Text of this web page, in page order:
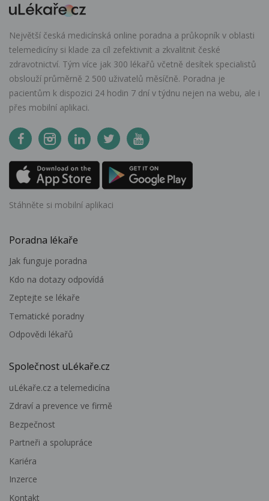
Největší česká medicínská online poradna a průkopník v oblasti
telemedicíny si klade za cíl zefektivnit a zkvalitnit české
zdravotnictví. Tým více jak 300 lékařů včetně desítek specialistů
obslouží průměrně 2 500 uživatelů měsíčně. Poradna je
pacientům k dispozici 24 hodin 7 dní v týdnu nejen na webu, ale i
přes mobilní aplikaci.
Stáhněte si mobilní aplikaci
Poradna lékaře
Jak funguje poradna
Kdo na dotazy odpovídá
Zeptejte se lékaře
Tematické poradny
Odpovědi lékařů
Společnost uLékaře.cz
uLékaře.cz a telemedicína
Zdraví a prevence ve firmě
Bezpečnost
Partneři a spolupráce
Kariéra
Inzerce
Kontakt